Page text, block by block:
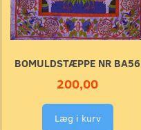
BOMULDSTÆPPE NR BA56
200,00
Læg i kurv